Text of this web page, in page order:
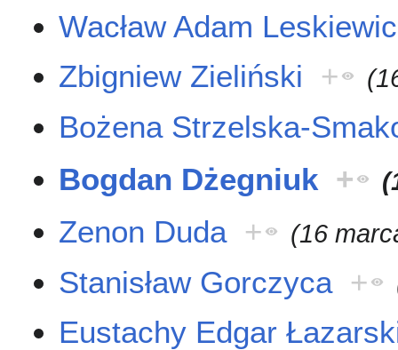
Wacław Adam
Zbigniew Zieliński
+
Bożena Strzelska-
Bogdan Dżegniuk +
Zenon Duda + (16
Stanisław Gorczyca +
Eustachy Edgar